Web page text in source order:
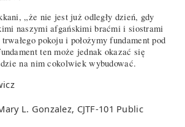
„że nie jest już odległy dzień, gdy
naszymi afgańskimi braćmi i siostrami
pokoju i położymy fundament pod
ten może jednak okazać się
na nim cokolwiek wybudować.
L. Gonzalez, CJTF-101 Public